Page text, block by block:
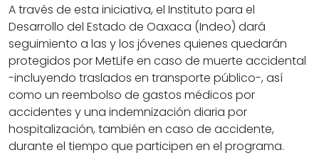
A través de esta iniciativa, el Instituto para el
Desarrollo del Estado de Oaxaca (Indeo) dará
seguimiento a las y los jóvenes quienes quedarán
protegidos por MetLife en caso de muerte accidental
-incluyendo traslados en transporte público-, así
como un reembolso de gastos médicos por
accidentes y una indemnización diaria por
hospitalización, también en caso de accidente,
durante el tiempo que participen en el programa.